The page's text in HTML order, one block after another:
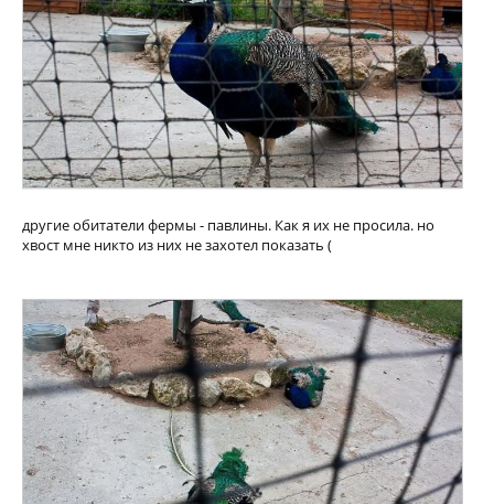
другие обитатели фермы - павлины. Как я их не просила. но
хвост мне никто из них не захотел показать (